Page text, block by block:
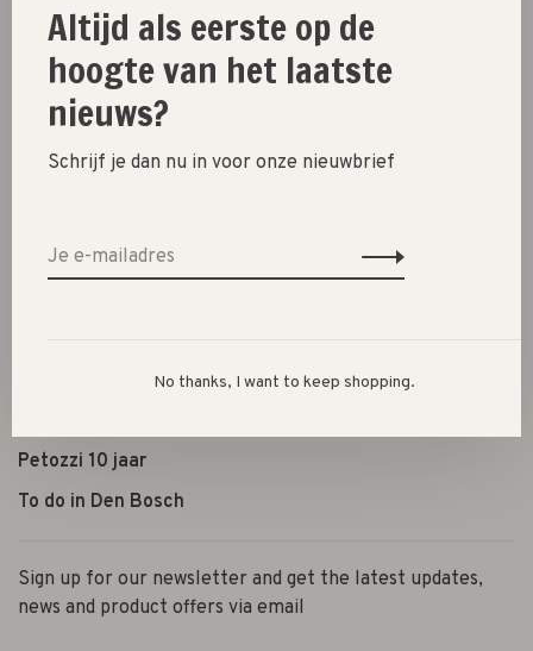
Cadeautjes
Lifestyle
Shop the look
Over ons
Algemene voorwaarden
Verzenden, ruilen & retourneren
Petozzi 10 jaar
To do in Den Bosch
Sign up for our newsletter and get the latest updates,
news and product offers via email
Altijd als eerste op de
hoogte van het laatste
nieuws?
Schrijf je dan nu in voor onze nieuwbrief
No thanks, I want to keep shopping.